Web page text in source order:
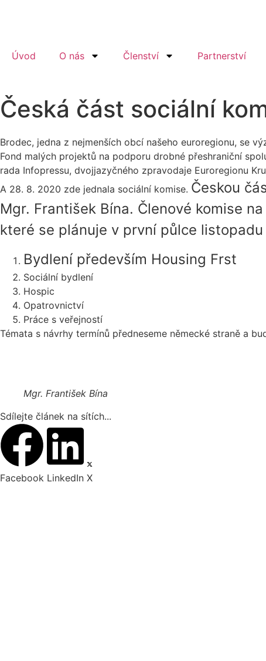
Úvod O nás Členství Partnerství
Česká část sociální
Brodec, jedna z nejmenších obcí našeho euroregionu, se
Fond malých projektů na podporu drobné přeshraniční
rada Infopressu, dvojjazyčného zpravodaje Euroregionu
A 28. 8. 2020 zde jednala sociální komise. Českou
Mgr. František Bína. Členové komise
které se plánuje v první půlce
Bydlení především Housing Frst
Sociální bydlení
Hospic
Opatrovnictví
Práce s veřejností
Témata s návrhy termínů předneseme německé straně a
Mgr. František Bína
Sdílejte článek na sítích...
Facebook LinkedIn X